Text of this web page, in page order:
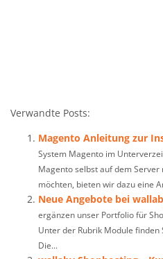
Verwandte Posts:
Magento Anleitung zur
System Magento im
Magento selbst auf dem
möchten, bieten wir dazu eine
Neue Angebote bei
ergänzen unser Portfolio für
Unter der Rubrik Module finden
Die...